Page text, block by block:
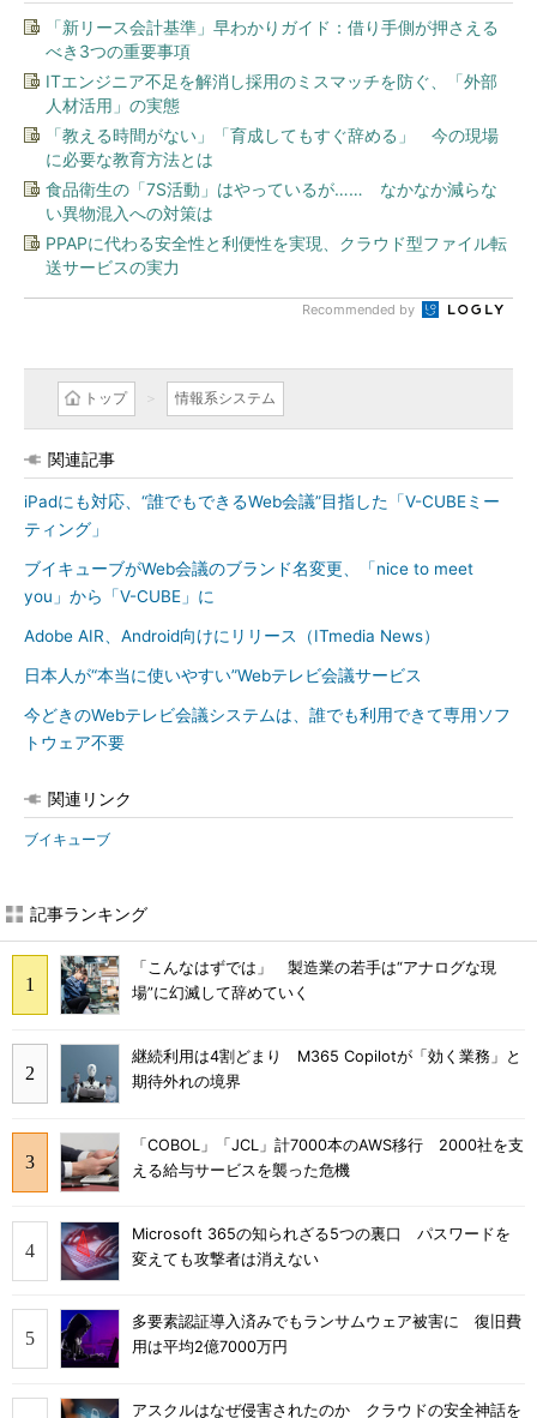
「新リース会計基準」早わかりガイド：借り手側が押さえる
べき3つの重要事項
ITエンジニア不足を解消し採用のミスマッチを防ぐ、「外部
人材活用」の実態
「教える時間がない」「育成してもすぐ辞める」 今の現場
に必要な教育方法とは
食品衛生の「7S活動」はやっているが…… なかなか減らな
い異物混入への対策は
PPAPに代わる安全性と利便性を実現、クラウド型ファイル転
送サービスの実力
Recommended by
トップ 情報系システム
関連記事
iPadにも対応、“誰でもできるWeb会議”目指した「V-CUBEミー
ティング」
ブイキューブがWeb会議のブランド名変更、「nice to meet
you」から「V-CUBE」に
Adobe AIR、Android向けにリリース（ITmedia News）
日本人が“本当に使いやすい”Webテレビ会議サービス
今どきのWebテレビ会議システムは、誰でも利用できて専用ソフ
トウェア不要
関連リンク
ブイキューブ
記事ランキング
「こんなはずでは」 製造業の若手は“アナログな現
場”に幻滅して辞めていく
継続利用は4割どまり M365 Copilotが「効く業務」と
期待外れの境界
「COBOL」「JCL」計7000本のAWS移行 2000社を支
える給与サービスを襲った危機
Microsoft 365の知られざる5つの裏口 パスワードを
変えても攻撃者は消えない
多要素認証導入済みでもランサムウェア被害に 復旧費
用は平均2億7000万円
アスクルはなぜ侵害されたのか クラウドの安全神話を